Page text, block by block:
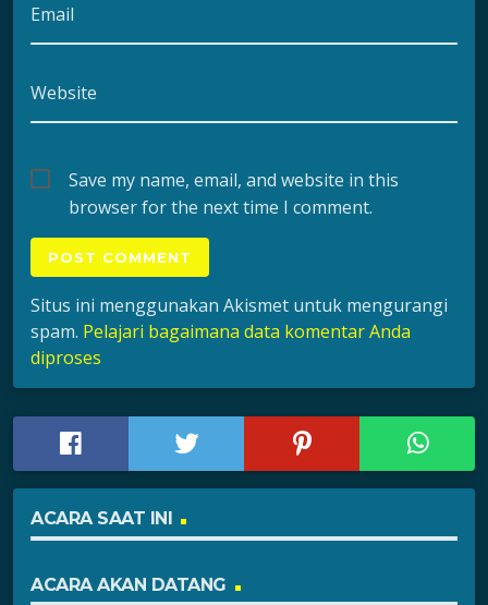
Email
Website
Save my name, email, and website in this
browser for the next time I comment.
Situs ini menggunakan Akismet untuk mengurangi
spam. Pelajari bagaimana data komentar Anda
diproses
ACARA SAAT INI
ACARA AKAN DATANG